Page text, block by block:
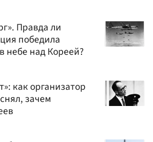
Правда ли
победила
небе над Кореей?
как организатор
зачем